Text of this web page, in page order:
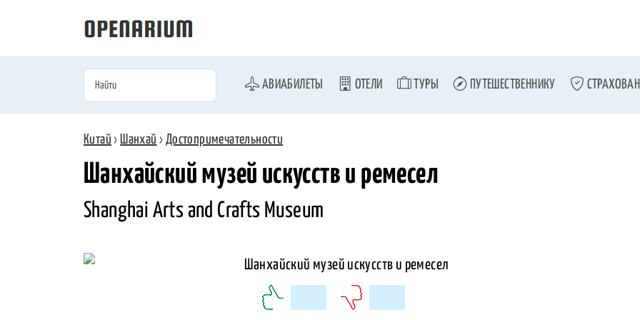
АВИАБИЛЕТЫ ОТЕЛИ ТУРЫ ПУТЕШЕСТВЕННИКУ
Китай › Шанхай › Достопримечательности
Шанхайский музей искусств и ремесел
Shanghai Arts and Crafts Museum